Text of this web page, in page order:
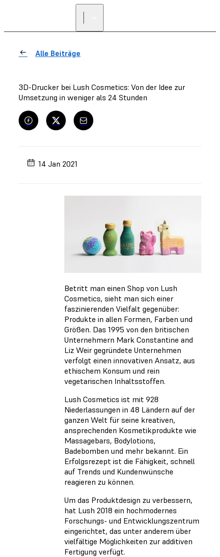
Alle Beiträge
3D-Drucker bei Lush Cosmetics: Von der Idee zur
Umsetzung in weniger als 24 Stunden
14 Jan 2021
Betritt man einen Shop von Lush
Cosmetics, sieht man sich einer
faszinierenden Vielfalt gegenüber:
Produkte in allen Formen, Farben und
Größen. Das 1995 von den britischen
Unternehmern Mark Constantine and
Liz Weir gegründete Unternehmen
verfolgt einen innovativen Ansatz, aus
ethischem Konsum und rein
vegetarischen Inhaltsstoffen.
Lush Cosmetics ist mit 928
Niederlassungen in 48 Ländern auf der
ganzen Welt für seine kreativen,
ansprechenden Kosmetikprodukte wie
Massagebars, Bodylotions,
Badebomben und mehr bekannt. Ein
Erfolgsrezept ist die Fähigkeit, schnell
auf Trends und Kundenwünsche
reagieren zu können.
Um das Produktdesign zu verbessern,
hat Lush 2018 ein hochmodernes
Forschungs- und Entwicklungszentrum
eingerichtet, das unter anderem über
vielfältige Möglichkeiten zur additiven
Fertigung verfügt.